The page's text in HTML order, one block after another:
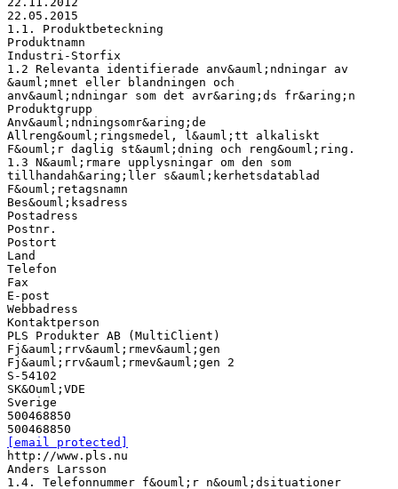
22.05.2015
1.1. Produktbeteckning
Produktnamn
Industri-Storfix
1.2 Relevanta identifierade anv&auml;ndningar av
&auml;mnet eller blandningen och
anv&auml;ndningar som det avr&aring;ds fr&aring;n
Produktgrupp
Anv&auml;ndningsomr&aring;de
Allreng&ouml;ringsmedel, l&auml;tt alkaliskt
F&ouml;r daglig st&auml;dning och reng&ouml;ring.
1.3 N&auml;rmare upplysningar om den som
tillhandah&aring;ller s&auml;kerhetsdatablad
F&ouml;retagsnamn
Bes&ouml;ksadress
Postadress
Postnr.
Postort
Land
Telefon
Fax
E-post
Webbadress
Kontaktperson
PLS Produkter AB (MultiClient)
Fj&auml;rrv&auml;rmev&auml;gen
Fj&auml;rrv&auml;rmev&auml;gen 2
S-54102
SK&Ouml;VDE
Sverige
500468850
[email protected]